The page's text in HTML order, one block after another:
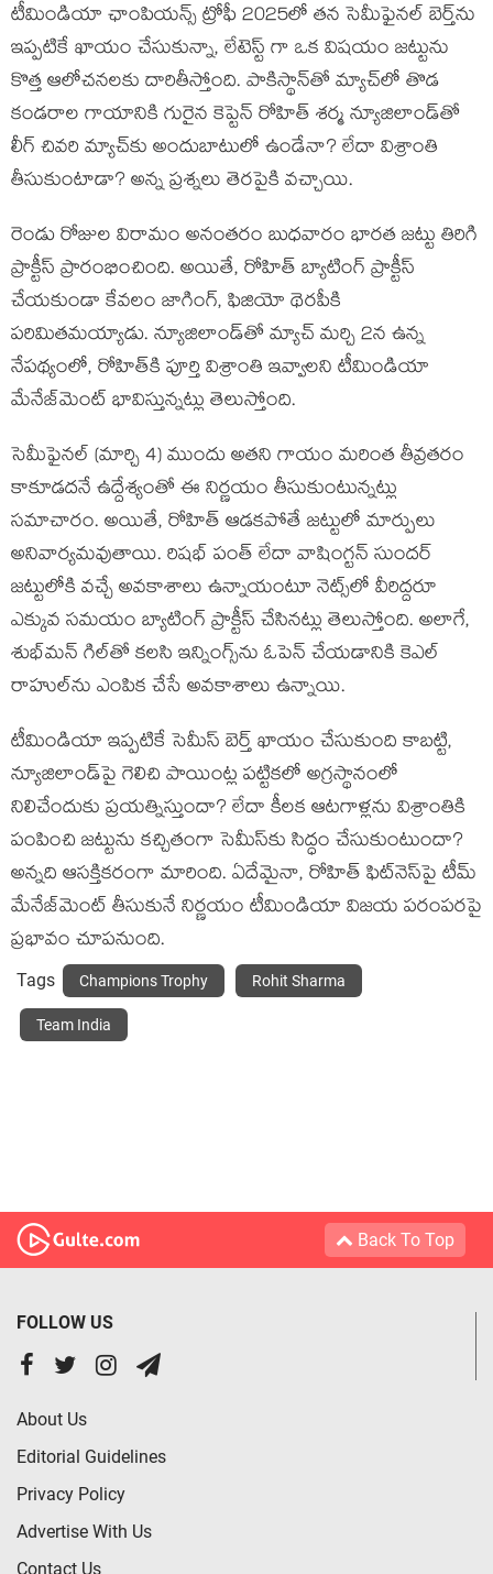
టీమిండియా ఛాంపియన్స్ ట్రోఫీ 2025లో తన సెమీఫైనల్ బెర్త్‌ను
ఇప్పటికే ఖాయం చేసుకున్నా, లేటెస్ట్ గా ఒక విషయం జట్టును
కొత్త ఆలోచనలకు దారితీస్తోంది. పాకిస్థాన్‌తో మ్యాచ్‌లో తొడ
కండరాల గాయానికి గురైన కెప్టెన్ రోహిత్ శర్మ న్యూజిలాండ్‌తో
లీగ్ చివరి మ్యాచ్‌కు అందుబాటులో ఉండేనా? లేదా విశ్రాంతి
తీసుకుంటాడా? అన్న ప్రశ్నలు తెరపైకి వచ్చాయి.
రెండు రోజుల విరామం అనంతరం బుధవారం భారత జట్టు తిరిగి
ప్రాక్టీస్ ప్రారంభించింది. అయితే, రోహిత్ బ్యాటింగ్ ప్రాక్టీస్
చేయకుండా కేవలం జాగింగ్, ఫిజియో థెరపీకి
పరిమితమయ్యాడు. న్యూజిలాండ్‌తో మ్యాచ్ మర్చి 2న ఉన్న
నేపథ్యంలో, రోహిత్‌కి పూర్తి విశ్రాంతి ఇవ్వాలని టీమిండియా
మేనేజ్‌మెంట్ భావిస్తున్నట్లు తెలుస్తోంది.
సెమీఫైనల్ (మార్చి 4) ముందు అతని గాయం మరింత తీవ్రతరం
కాకూడదనే ఉద్దేశ్యంతో ఈ నిర్ణయం తీసుకుంటున్నట్లు
సమాచారం. అయితే, రోహిత్ ఆడకపోతే జట్టులో మార్పులు
అనివార్యమవుతాయి. రిషభ్ పంత్ లేదా వాషింగ్టన్ సుందర్
జట్టులోకి వచ్చే అవకాశాలు ఉన్నాయంటూ నెట్స్‌లో వీరిద్దరూ
ఎక్కువ సమయం బ్యాటింగ్ ప్రాక్టీస్ చేసినట్లు తెలుస్తోంది. అలాగే,
శుభ్‌మన్ గిల్‌తో కలసి ఇన్నింగ్స్‌ను ఓపెన్ చేయడానికి కెఎల్
రాహుల్‌ను ఎంపిక చేసే అవకాశాలు ఉన్నాయి.
టీమిండియా ఇప్పటికే సెమీస్ బెర్త్ ఖాయం చేసుకుంది కాబట్టి,
న్యూజిలాండ్‌పై గెలిచి పాయింట్ల పట్టికలో అగ్రస్థానంలో
నిలిచేందుకు ప్రయత్నిస్తుందా? లేదా కీలక ఆటగాళ్లను విశ్రాంతికి
పంపించి జట్టును కచ్చితంగా సెమీస్‌కు సిద్ధం చేసుకుంటుందా?
అన్నది ఆసక్తికరంగా మారింది. ఏదేమైనా, రోహిత్ ఫిట్‌నెస్‌పై టీమ్
మేనేజ్‌మెంట్ తీసుకునే నిర్ణయం టీమిండియా విజయ పరంపరపై
ప్రభావం చూపనుంది.
Tags Champions Trophy Rohit Sharma
Team India
Back To Top
FOLLOW US
About Us
Editorial Guidelines
Privacy Policy
Advertise With Us
Contact Us